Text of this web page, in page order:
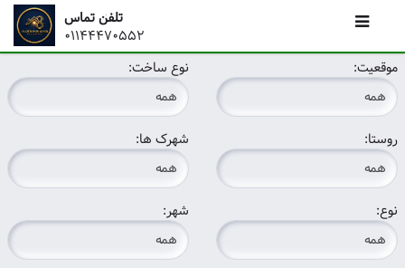
تلفن تماس
01144470552
نوع ساخت:
موقعیت:
شهرک ها: روستا:
شهر: نوع: